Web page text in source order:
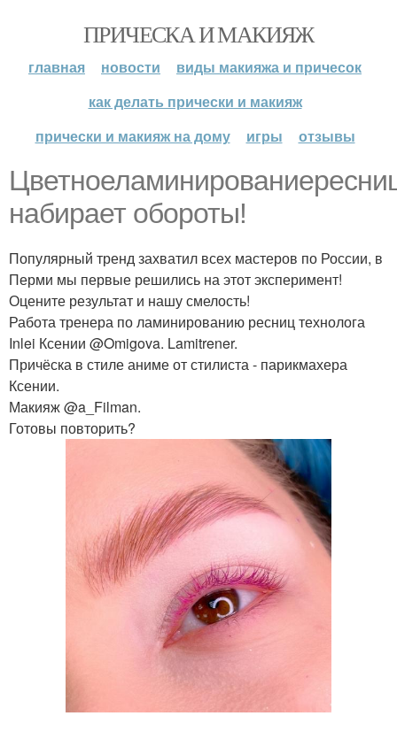
ПРИЧЕСКА И МАКИЯЖ
главная новости
виды макияжа и причесок
как делать прически и макияж
прически и макияж на дому
игры отзывы
набирает обороты!
Популярный тренд захватил всех мастеров по России, в
Перми мы первые решились на этот эксперимент!
Оцените результат и нашу смелость!
Работа тренера по ламинированию ресниц технолога
Inlei Ксении @Omigova. Lamitrener.
Причёска в стиле аниме от стилиста - парикмахера
Ксении.
Макияж @a_Filman.
Готовы повторить?